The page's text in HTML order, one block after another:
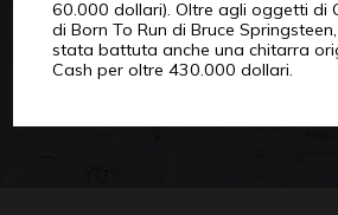
60.000 dollari). Oltre agli oggetti di
di Born To Run di Bruce
stata battuta anche una chitarra
Cash per oltre 430.000 dollari.